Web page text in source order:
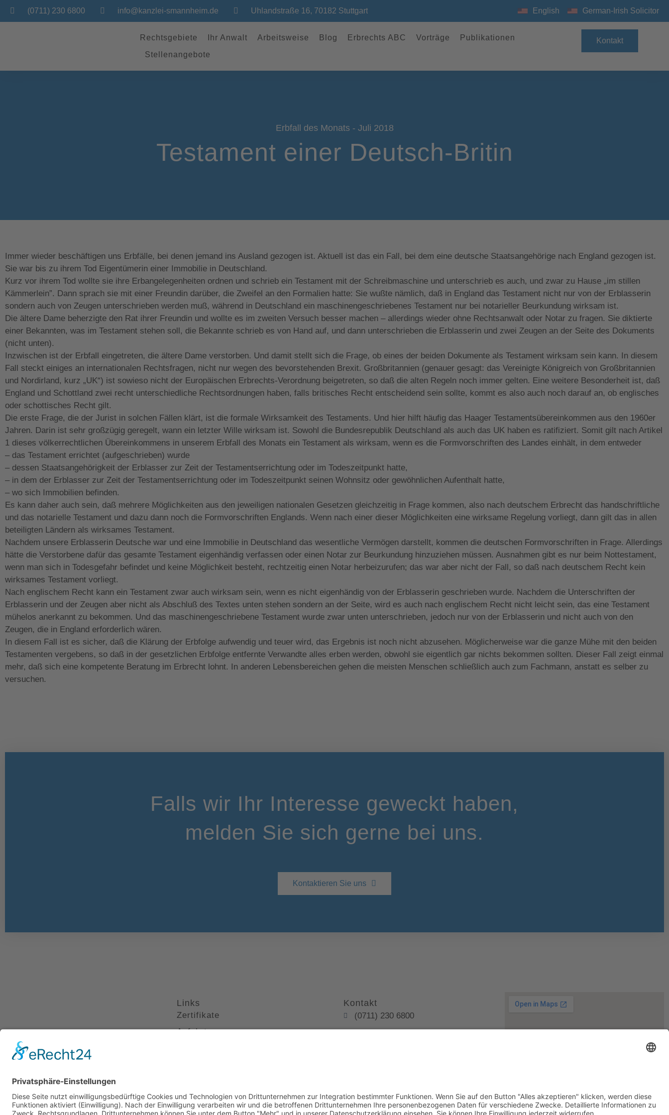
(0711) 230 6800 info@kanzlei-smannheim.de Uhlandstraße 16, 70182 Stuttgart English German-Irish Solicitor
Rechtsgebiete Ihr Anwalt Arbeitsweise Blog Erbrechts ABC Vorträge
Publikationen
Stellenangebote
Kontakt
Erbfall des Monats - Juli 2018
Testament einer Deutsch-Britin
Immer wieder beschäftigen uns Erbfälle, bei denen jemand ins Ausland gezogen ist. Aktuell ist das ein Fall, bei dem eine deutsche Staatsangehörige nach England gezogen ist.
Sie war bis zu ihrem Tod Eigentümerin einer Immobilie in Deutschland.
Kurz vor ihrem Tod wollte sie ihre Erbangelegenheiten ordnen und schrieb ein Testament mit der Schreibmaschine und unterschrieb es auch, und zwar zu Hause „im stillen
Kämmerlein”. Dann sprach sie mit einer Freundin darüber, die Zweifel an den Formalien hatte: Sie wußte nämlich, daß in England das Testament nicht nur von der Erblasserin
sondern auch von Zeugen unterschrieben werden muß, während in Deutschland ein maschinengeschriebenes Testament nur bei notarieller Beurkundung wirksam ist.
Die ältere Dame beherzigte den Rat ihrer Freundin und wollte es im zweiten Versuch besser machen – allerdings wieder ohne Rechtsanwalt oder Notar zu fragen. Sie diktierte
einer Bekannten, was im Testament stehen soll, die Bekannte schrieb es von Hand auf, und dann unterschrieben die Erblasserin und zwei Zeugen an der Seite des Dokuments
(nicht unten).
Inzwischen ist der Erbfall eingetreten, die ältere Dame verstorben. Und damit stellt sich die Frage, ob eines der beiden Dokumente als Testament wirksam sein kann. In diesem
Fall steckt einiges an internationalen Rechtsfragen, nicht nur wegen des bevorstehenden Brexit. Großbritannien (genauer gesagt: das Vereinigte Königreich von Großbritannien
und Nordirland, kurz „UK“) ist sowieso nicht der Europäischen Erbrechts-Verordnung beigetreten, so daß die alten Regeln noch immer gelten. Eine weitere Besonderheit ist, daß
England und Schottland zwei recht unterschiedliche Rechtsordnungen haben, falls britisches Recht entscheidend sein sollte, kommt es also auch noch darauf an, ob englisches
oder schottisches Recht gilt.
Die erste Frage, die der Jurist in solchen Fällen klärt, ist die formale Wirksamkeit des Testaments. Und hier hilft häufig das Haager Testamentsübereinkommen aus den 1960er
Jahren. Darin ist sehr großzügig geregelt, wann ein letzter Wille wirksam ist. Sowohl die Bundesrepublik Deutschland als auch das UK haben es ratifiziert. Somit gilt nach Artikel
1 dieses völkerrechtlichen Übereinkommens in unserem Erbfall des Monats ein Testament als wirksam, wenn es die Formvorschriften des Landes einhält, in dem entweder
– das Testament errichtet (aufgeschrieben) wurde
– dessen Staatsangehörigkeit der Erblasser zur Zeit der Testamentserrichtung oder im Todeszeitpunkt hatte,
– in dem der Erblasser zur Zeit der Testamentserrichtung oder im Todeszeitpunkt seinen Wohnsitz oder gewöhnlichen Aufenthalt hatte,
– wo sich Immobilien befinden.
Es kann daher auch sein, daß mehrere Möglichkeiten aus den jeweiligen nationalen Gesetzen gleichzeitig in Frage kommen, also nach deutschem Erbrecht das handschriftliche
und das notarielle Testament und dazu dann noch die Formvorschriften Englands. Wenn nach einer dieser Möglichkeiten eine wirksame Regelung vorliegt, dann gilt das in allen
beteiligten Ländern als wirksames Testament.
Nachdem unsere Erblasserin Deutsche war und eine Immobilie in Deutschland das wesentliche Vermögen darstellt, kommen die deutschen Formvorschriften in Frage. Allerdings
hätte die Verstorbene dafür das gesamte Testament eigenhändig verfassen oder einen Notar zur Beurkundung hinzuziehen müssen. Ausnahmen gibt es nur beim Nottestament,
wenn man sich in Todesgefahr befindet und keine Möglichkeit besteht, rechtzeitig einen Notar herbeizurufen; das war aber nicht der Fall, so daß nach deutschem Recht kein
wirksames Testament vorliegt.
Nach englischem Recht kann ein Testament zwar auch wirksam sein, wenn es nicht eigenhändig von der Erblasserin geschrieben wurde. Nachdem die Unterschriften der
Erblasserin und der Zeugen aber nicht als Abschluß des Textes unten stehen sondern an der Seite, wird es auch nach englischem Recht nicht leicht sein, das eine Testament
mühelos anerkannt zu bekommen. Und das maschinengeschriebene Testament wurde zwar unten unterschrieben, jedoch nur von der Erblasserin und nicht auch von den
Zeugen, die in England erforderlich wären.
In diesem Fall ist es sicher, daß die Klärung der Erbfolge aufwendig und teuer wird, das Ergebnis ist noch nicht abzusehen. Möglicherweise war die ganze Mühe mit den beiden
Testamenten vergebens, so daß in der gesetzlichen Erbfolge entfernte Verwandte alles erben werden, obwohl sie eigentlich gar nichts bekommen sollten. Dieser Fall zeigt einmal
mehr, daß sich eine kompetente Beratung im Erbrecht lohnt. In anderen Lebensbereichen gehen die meisten Menschen schließlich auch zum Fachmann, anstatt es selber zu
versuchen.
Falls wir Ihr Interesse geweckt haben,
melden Sie sich gerne bei uns.
Kontaktieren Sie uns
Links
Zertifikate
Anfahrt
Kontakt
(0711) 230 6800